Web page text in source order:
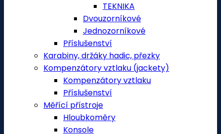
TEKNIKA
Dvouzorníkové
Jednozorníkové
Příslušenství
Karabiny, držáky hadic, přezky
Kompenzátory vztlaku (jackety)
Kompenzátory vztlaku
Příslušenství
Měřící přístroje
Hloubkoměry
Konsole